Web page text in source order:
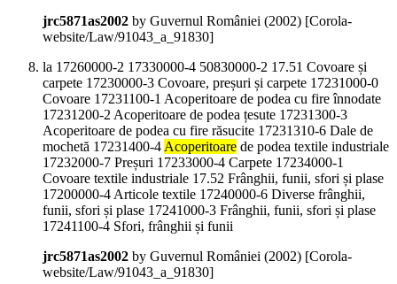
jrc5871as2002 by Guvernul României (2002) [Corola-
website/Law/91043_a_91830]
la 17260000-2 17330000-4 50830000-2 17.51 Covoare și
carpete 17230000-3 Covoare, preșuri și carpete 17231000-0
Covoare 17231100-1 Acoperitoare de podea cu fire înnodate
17231200-2 Acoperitoare de podea țesute 17231300-3
Acoperitoare de podea cu fire răsucite 17231310-6 Dale de
mochetă 17231400-4Acoperitoare de podea textile industriale
17232000-7 Preșuri 17233000-4 Carpete 17234000-1
Covoare textile industriale 17.52 Frânghii, funii, sfori și plase
17200000-4 Articole textile 17240000-6 Diverse frânghii,
funii, sfori și plase 17241000-3 Frânghii, funii, sfori și plase
17241100-4 Sfori, frânghii și funii
jrc5871as2002 by Guvernul României (2002) [Corola-
website/Law/91043_a_91830]